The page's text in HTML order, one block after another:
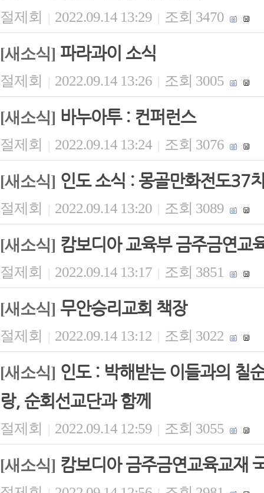
절제회 | 2022.09.14 13:29 | 조회 3470
[새소식] 파라과이 소식
절제회 | 2022.09.14 13:26 | 조회 3005
[새소식] 바누아투 : 컨퍼런스
절제회 | 2022.09.14 13:24 | 조회 3076
[새소식] 인도 소식 : 몽골만화전도37
절제회 | 2022.09.14 13:20 | 조회 3089
[새소식] 캄보디아 교육부 금주금연교
절제회 | 2022.09.14 13:17 | 조회 3851
[새소식] 무안승리교회 책장
절제회 | 2022.09.14 13:12 | 조회 3022
[새소식] 인도 : 박해받는 이들과의 칠
랑, 순회선교단과 함께
절제회 | 2022.09.14 12:59 | 조회 3055
[새소식] 캄보디아 금주금연교육교재